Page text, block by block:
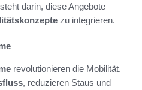
darin, diese Angebote
zu integrieren.
revolutionieren die Mobilität.
, reduzieren Staus und